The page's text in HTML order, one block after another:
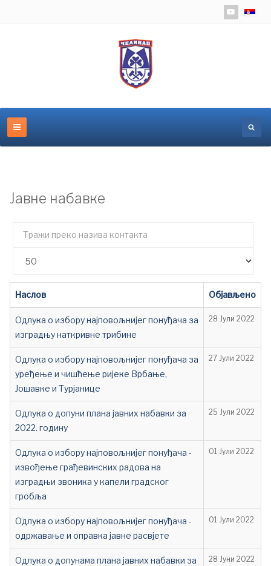
Јавне набавке
Тражи
назива
Наслов Објављено
Одлука о избору најповољнијег понуђача за
изградњу наткривне трибине
28 Јули 2022
Одлука о избору најповољнијег понуђача за
уређење и чишћење ријеке Врбање,
Јошавке и Турјанице
27 Јули 2022
Oдлука о допуни плана јавних набавки за
2022. годину
25 Јули 2022
Одлука о избору најповољнијег понуђача -
извођење грађевинских радова на
изградњи звоника у капели градског
гробља
01 Јули 2022
Одлука о избору најповољнијег понуђача -
одржавање и оправка јавне расвјете
01 Јули 2022
Oдлука о допунама плана јавних набавки за
28 Јуни 2022